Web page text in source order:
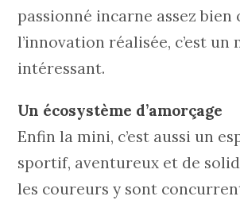
passionné incarne assez bien
l’innovation réalisée, c’est un
intéressant.
Un écosystème d’amorçage
Enfin la mini, c’est aussi un
sportif, aventureux et de
les coureurs y sont